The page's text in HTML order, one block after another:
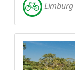
Limburg